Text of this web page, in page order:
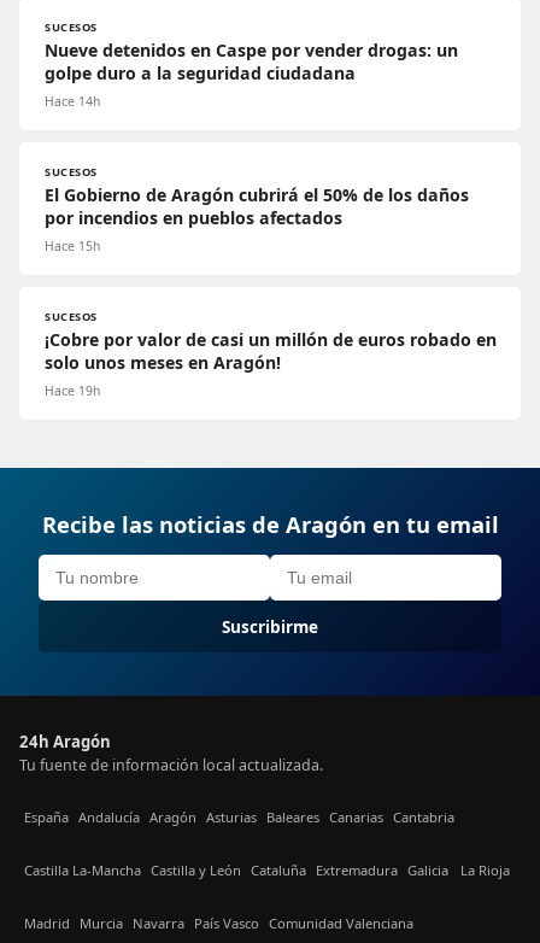
SUCESOS
Nueve detenidos en Caspe por vender drogas: un
golpe duro a la seguridad ciudadana
Hace 14h
SUCESOS
El Gobierno de Aragón cubrirá el 50% de los daños
por incendios en pueblos afectados
Hace 15h
SUCESOS
¡Cobre por valor de casi un millón de euros robado en
solo unos meses en Aragón!
Hace 19h
Recibe las noticias de Aragón en tu email
Suscribirme
24h Aragón
Tu fuente de información local actualizada.
España Andalucía Aragón Asturias Baleares Canarias Cantabria
Castilla La-Mancha Castilla y León Cataluña Extremadura Galicia La Rioja
Madrid Murcia Navarra País Vasco Comunidad Valenciana